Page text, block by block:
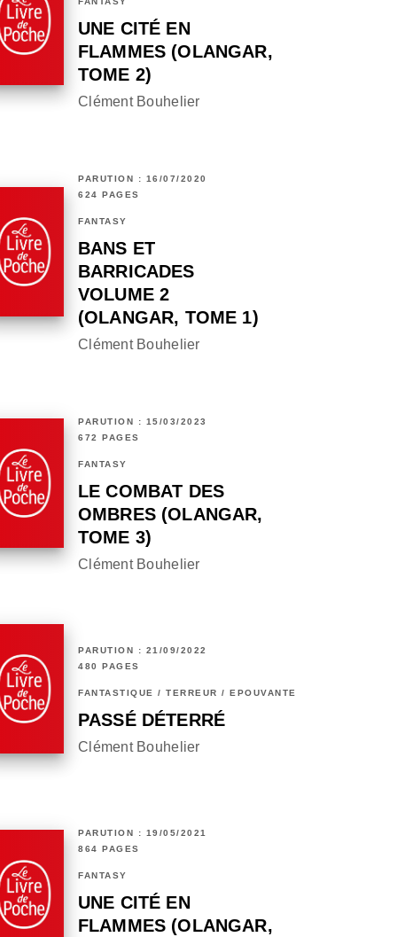
UNE CITÉ EN
FLAMMES (OLANGAR,
TOME 2)
Clément Bouhelier
PARUTION : 16/07/2020
624 PAGES
FANTASY
BANS ET
BARRICADES
VOLUME 2
(OLANGAR, TOME 1)
Clément Bouhelier
PARUTION : 15/03/2023
672 PAGES
FANTASY
LE COMBAT DES
OMBRES (OLANGAR,
TOME 3)
Clément Bouhelier
PARUTION : 21/09/2022
480 PAGES
FANTASTIQUE / TERREUR / EPOUVANTE
PASSÉ DÉTERRÉ
Clément Bouhelier
PARUTION : 19/05/2021
864 PAGES
FANTASY
UNE CITÉ EN
FLAMMES (OLANGAR,